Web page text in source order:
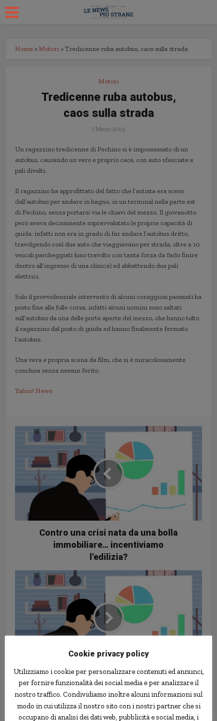
Home » Motori »Tredicenne ruba autobus, caos sulla strada
Motori
Tredicenne ruba autobus,
caos sulla strada
7 Marzo 2009
Un ragazzino tredicenne di Pechino si è impossessato di un
autobus, causando un vero e proprio caos, con auto sfasciate e
pali divelti.
Il ragazzino ha approfittato del fatto che l’autista era sceso
dall’autobus per andare in bagno, in un terminal nella parte est
di Pechino, senza portarsi via le chiavi del mezzo. Il giovanotto
però aveva decisamente sopravvalutato le proprie capacità di
guida: infatti non era in grado di far andare l’autobus dritto,
travolgendo così due auto che viaggiavano per strada, oltre a 10
veicoli parcheggiati (uno travolto con tanta forza da farlo finire
dentro all’ingresso di una clinica) ed abbattendo due pali
elettrici.
Solo il provvidenziale intervento di alcuni coraggiosi passanti ha
posto fine alla folle corsa, infatti alcuni uomini sono saltati
sull’autobus da una delle porte aperte del mezzo, che hanno tolto
il ragazzino dal posto di guida ed hanno finalmente fermato
l’autobus.
Una vera e propria scena da film, che si è miracolosamente
conclusa senza nessun ferito.
Yahoo! News
Contro una crisi nata da una bolla
immobiliare… incentiviamo
l'edilizia?
Anche CheBanca si appresta a
tagliare gli interessi sul conto di
Cookie privacy policy
Utilizziamo i cookie per personalizzare contenuti ed annunci,
per fornire funzionalità dei social media e per analizzare il
nostro traffico. Condividiamo inoltre alcuni informazioni sul
modo in cui utilizza il nostro sito con i nostri partner che si
occupano di analisi dei dati web, pubblicità e social media, i